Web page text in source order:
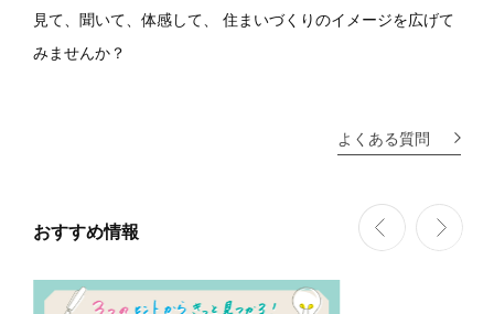
見て、聞いて、体感して、
住まいづくりのイメージを広げて
みませんか？
よくある質問
おすすめ情報